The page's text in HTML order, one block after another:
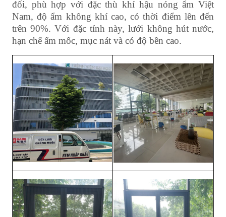
đối, phù hợp với đặc thù khí hậu nóng ẩm Việt
Nam, độ ẩm không khí cao, có thời điểm lên đến
trên 90%. Với đặc tính này, lưới không hút nước,
hạn chế ẩm mốc, mục nát và có độ bền cao.